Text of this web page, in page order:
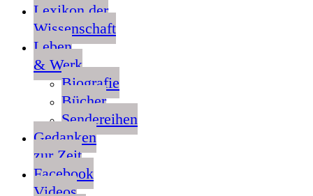
Lexikon der
Wissenschaft
Leben
& Werk
Biografie
Bücher
Sendereihen
Gedanken
zur Zeit
Facebook
Videos